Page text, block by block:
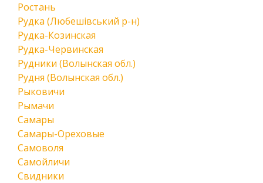
Ростань
Рудка (Любешівський р-н)
Рудка-Козинская
Рудка-Червинская
Рудники (Волынская обл.)
Рудня (Волынская обл.)
Рыковичи
Рымачи
Самары
Самары-Ореховые
Самоволя
Самойличи
Свидники